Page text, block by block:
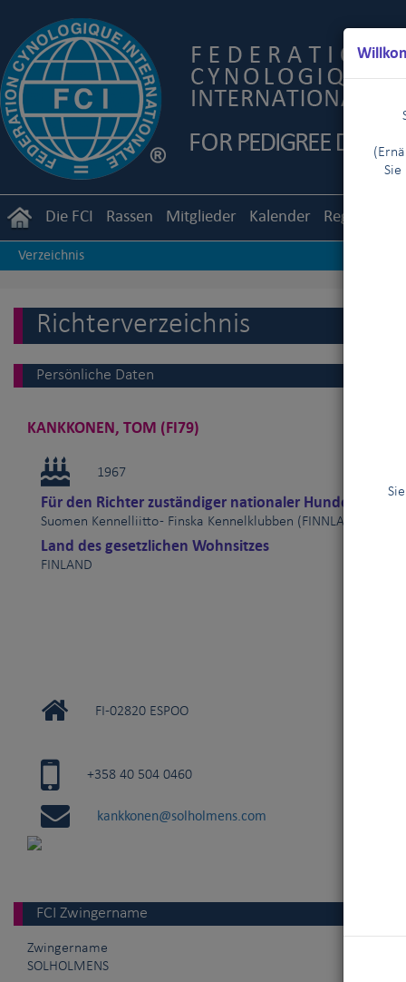
Die FCI Rassen Mitglieder Kalender Reglemente
Verzeichnis
Richterverzeichnis
Persönliche Daten
KANKKONEN, TOM (FI79)
1967
Für den Richter zuständiger nationaler Hundeverband
Suomen Kennelliitto - Finska Kennelklubben (FINNLAND)
Land des gesetzlichen Wohnsitzes
FINLAND
FI-02820 ESPOO
+358 40 504 0460
kankkonen@solholmens.com
FCI Zwingername
Zwingername
SOLHOLMENS